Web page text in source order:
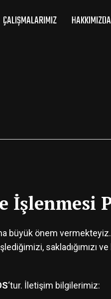
ÇALIŞMALARIMIZ HAKKIMIZDA
İşlenmesi
büyük önem
sakladığımızı
‘tur. İletişim bilgilerimiz: